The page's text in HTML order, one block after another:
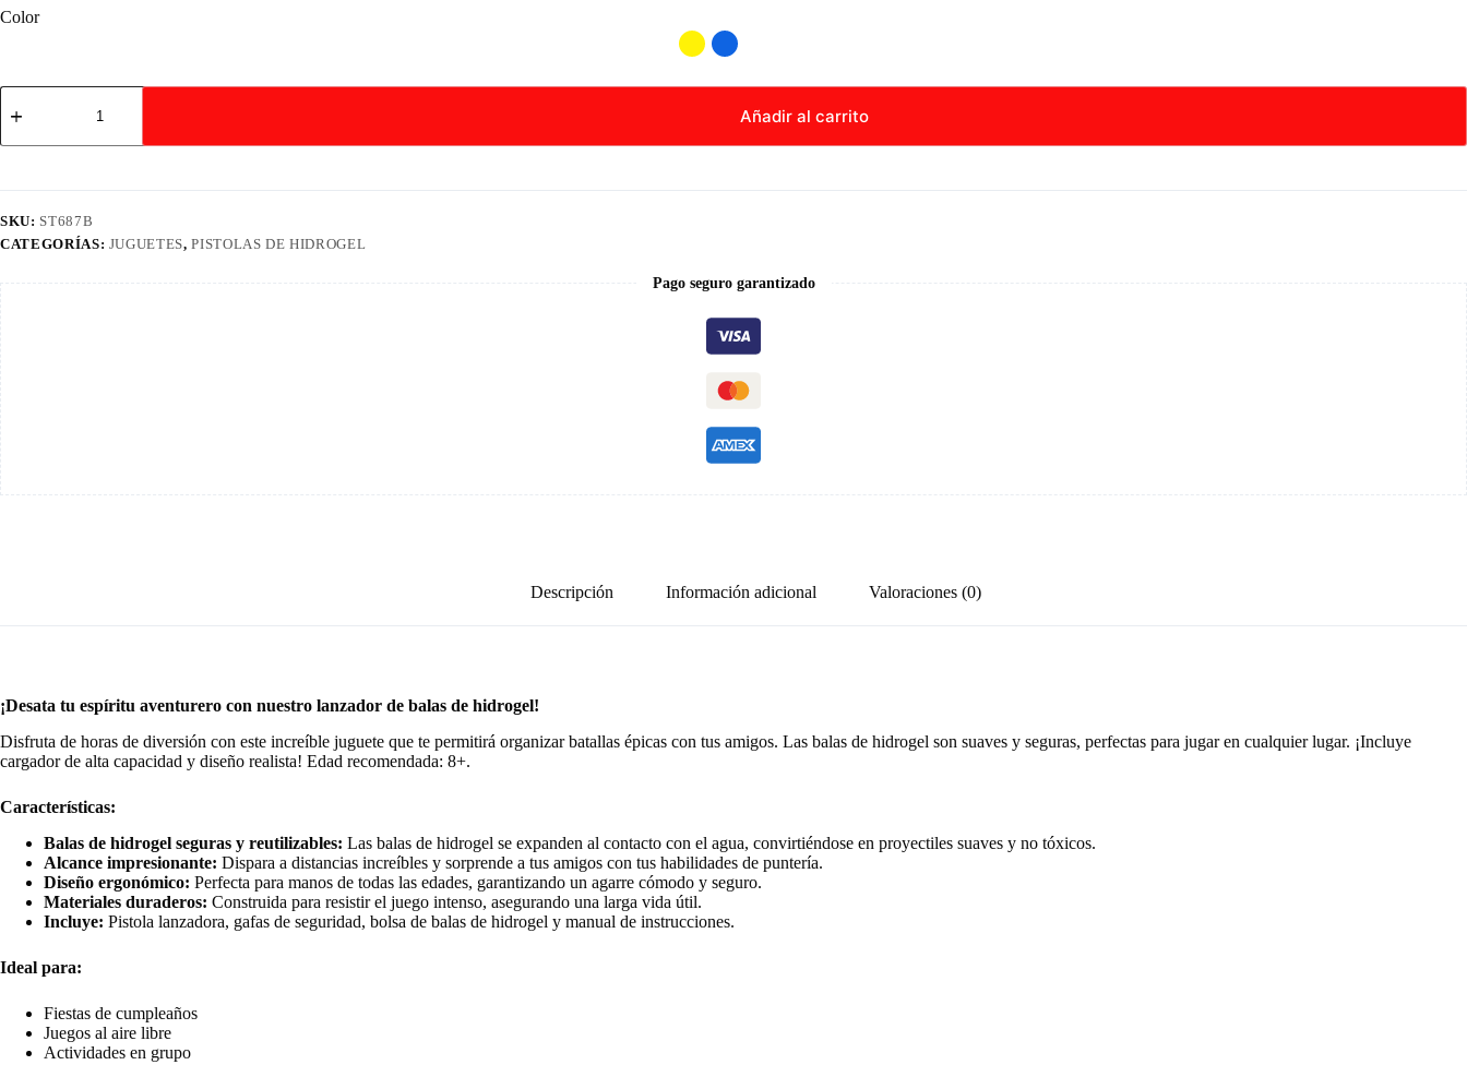
Color
Juguete
Lanzador
de
cantidad
Añadir al carrito
SKU: ST687B
CATEGORÍAS: JUGUETES,PISTOLAS DE HIDROGEL
Pago seguro garantizado
Descripción Información adicional Valoraciones (0)
¡Desata tu espíritu aventurero con nuestro lanzador de balas de hidrogel!
Disfruta de horas de diversión con este increíble juguete que te permitirá organizar batallas épicas con tus amigos. Las balas de hidrogel son suaves y seguras, perfectas para jugar en cualquier lugar. ¡Incluye
cargador de alta capacidad y diseño realista! Edad recomendada: 8+.
Características:
Balas de hidrogel seguras y reutilizables: Las balas de hidrogel se expanden al contacto con el agua, convirtiéndose en proyectiles suaves y no tóxicos.
Alcance impresionante: Dispara a distancias increíbles y sorprende a tus amigos con tus habilidades de puntería.
Diseño ergonómico: Perfecta para manos de todas las edades, garantizando un agarre cómodo y seguro.
Materiales duraderos: Construida para resistir el juego intenso, asegurando una larga vida útil.
Incluye: Pistola lanzadora, gafas de seguridad, bolsa de balas de hidrogel y manual de instrucciones.
Ideal para:
Fiestas de cumpleaños
Juegos al aire libre
Actividades en grupo